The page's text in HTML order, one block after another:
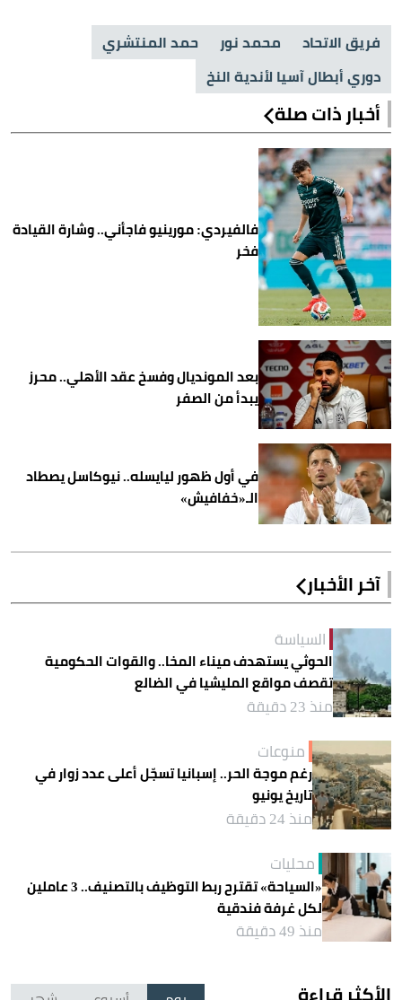
فريق الاتحاد محمد نور
حمد المنتشري
دوري أبطال آسيا لأندية النخ
أخبار ذات صلة
فالفيردي: مورينيو فاجأني.. وشارة القيادة
فخر
بعد المونديال وفسخ عقد الأهلي.. محرز
يبدأ من الصفر
في أول ظهور ليايسله.. نيوكاسل يصطاد
الـ«خفافيش»
آخر الأخبار
السياسة
الحوثي يستهدف ميناء المخا.. والقوات الحكومية
تقصف مواقع المليشيا في الضالع
منذ 23 دقيقة
منوعات
رغم موجة الحر.. إسبانيا تسجّل أعلى عدد زوار في
تاريخ يونيو
منذ 24 دقيقة
محليات
«السياحة» تقترح ربط التوظيف بالتصنيف.. 3 عاملين
لكل غرفة فندقية
منذ 49 دقيقة